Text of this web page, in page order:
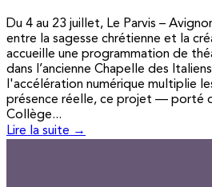
Du 4 au 23 juillet, Le Parvis –
entre la sagesse chrétienne et la
accueille une programmation de
dans l’ancienne Chapelle des
l'accélération numérique multiplie
présence réelle, ce projet — porté
Collège...
Lire la suite →